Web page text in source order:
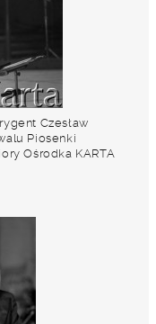
Czesław
Piosenki
Ośrodka KARTA